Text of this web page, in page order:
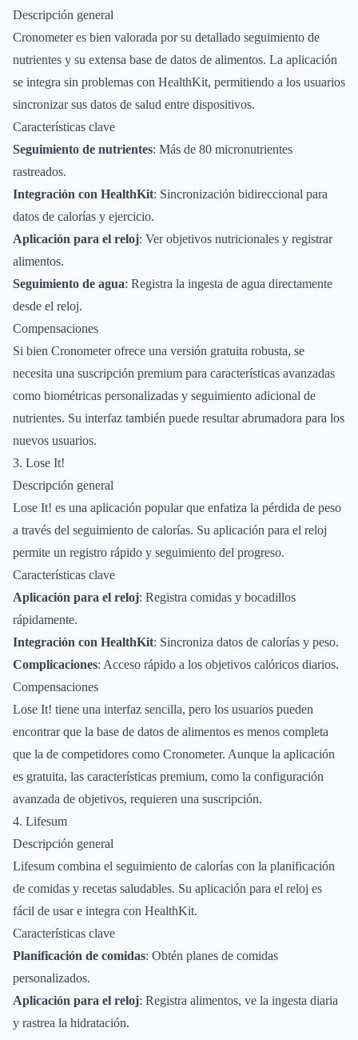
Descripción general
Cronometer es bien valorada por su detallado seguimiento de
nutrientes y su extensa base de datos de alimentos. La aplicación
se integra sin problemas con HealthKit, permitiendo a los usuarios
sincronizar sus datos de salud entre dispositivos.
Características clave
Seguimiento de nutrientes: Más de 80 micronutrientes
rastreados.
Integración con HealthKit: Sincronización bidireccional para
datos de calorías y ejercicio.
Aplicación para el reloj: Ver objetivos nutricionales y registrar
alimentos.
Seguimiento de agua: Registra la ingesta de agua directamente
desde el reloj.
Compensaciones
Si bien Cronometer ofrece una versión gratuita robusta, se
necesita una suscripción premium para características avanzadas
como biométricas personalizadas y seguimiento adicional de
nutrientes. Su interfaz también puede resultar abrumadora para los
nuevos usuarios.
3. Lose It!
Descripción general
Lose It! es una aplicación popular que enfatiza la pérdida de peso
a través del seguimiento de calorías. Su aplicación para el reloj
permite un registro rápido y seguimiento del progreso.
Características clave
Aplicación para el reloj: Registra comidas y bocadillos
rápidamente.
Integración con HealthKit: Sincroniza datos de calorías y peso.
Complicaciones: Acceso rápido a los objetivos calóricos diarios.
Compensaciones
Lose It! tiene una interfaz sencilla, pero los usuarios pueden
encontrar que la base de datos de alimentos es menos completa
que la de competidores como Cronometer. Aunque la aplicación
es gratuita, las características premium, como la configuración
avanzada de objetivos, requieren una suscripción.
4. Lifesum
Descripción general
Lifesum combina el seguimiento de calorías con la planificación
de comidas y recetas saludables. Su aplicación para el reloj es
fácil de usar e integra con HealthKit.
Características clave
Planificación de comidas: Obtén planes de comidas
personalizados.
Aplicación para el reloj: Registra alimentos, ve la ingesta diaria
y rastrea la hidratación.